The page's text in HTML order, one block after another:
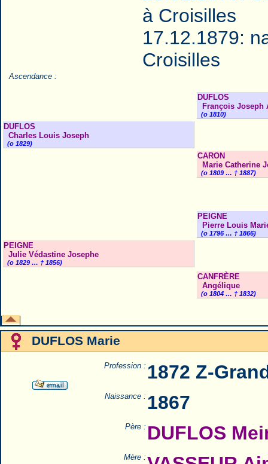
à Croisilles
17.12.1879:
Croisilles
DUFLOS
Charles Louis Joseph
(o 1829)
DUFLOS
François Joseph
(o 1810)
CARON
Marie Catherine
(o 1809 … † 1887)
PEIGNE
Julie Védastine Josephe
(o 1829 … † 1856)
PEIGNE
Pierre Louis
(o 1796 … † 1866)
CANFRÈRE
Angélique
(o 1804 … † 1832)
Ascendance :
DUFLOS Marie
Profession : 1872 Z-
Naissance : 1867
Père : DUFLOS
Mère :